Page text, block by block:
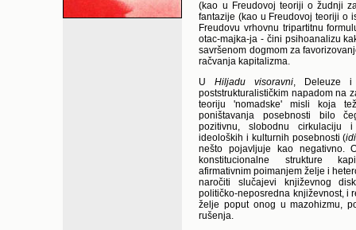
(kao u Freudovoj teoriji o žudnji
fantazije (kao u Freudovoj teoriji o
Freudovu vrhovnu tripartitnu
otac-majka-ja - čini psihoanalizu
savršenom dogmom za
račvanja kapitalizma.
UHiljadu visoravni, Deleuze i
poststrukturalističkim napadom na
teoriju 'nomadske' misli koja
poništavanja posebnosti bilo
pozitivnu, slobodnu cirkulaciju
ideoloških i kulturnih posebnosti (
nešto pojavljuje kao negativno.
konstitucionalne strukture
afirmativnim poimanjem želje i
naročiti slučajevi književnog
političko-neposredna književnost, i
želje poput onog u mazohizmu,
rušenja.